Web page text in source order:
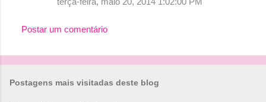
tPostar um comentário
Postagens mais visitadas deste blog